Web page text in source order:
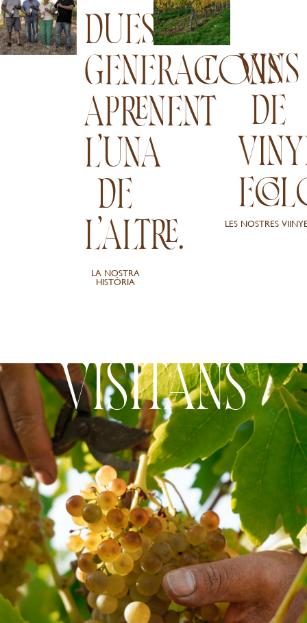
DUES
GENERACIONS
APRENENT
L’UNA
DE
L’ALTRE.
LA NOSTRA
HISTÒRIA
VINS
DE
LES NOSTRES
VISITA’NS